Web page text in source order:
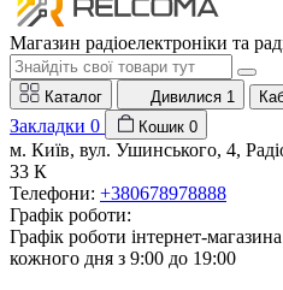
Магазин радіоелектроніки та
Каталог Дивилися 1
Закладки 0 Кошик 0
м. Київ, вул. Ушинського, 4,
33 К
Телефони: +380678978888
Графік роботи:
Графік роботи інтернет-
кожного дня з 9:00 до 19:00